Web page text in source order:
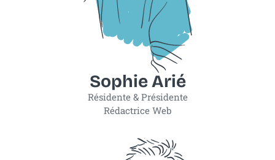
Sophie Arié
Résidente & Présidente
Rédactrice Web